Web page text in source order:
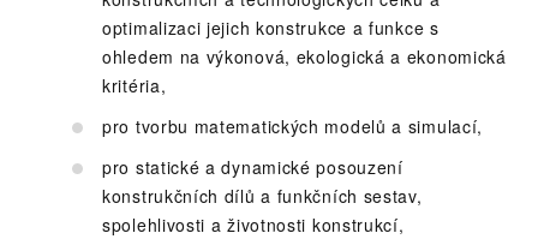
optimalizaci jejich konstrukce a funkce s
ohledem na výkonová, ekologická a ekonomická
kritéria,
pro tvorbu matematických modelů a simulací,
pro statické a dynamické posouzení
konstrukčních dílů a funkčních sestav,
spolehlivosti a životnosti konstrukcí,